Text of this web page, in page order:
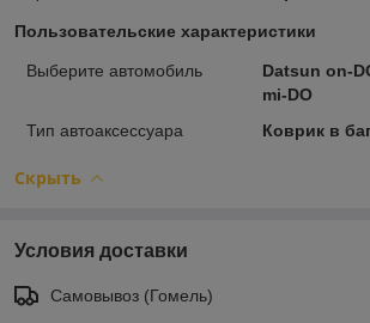
Пользовательские характеристики
Выберите автомобиль
Datsun on-
mi-DO
Тип автоаксессуара
Коврик в
Скрыть
Условия доставки
Самовывоз (Гомель)